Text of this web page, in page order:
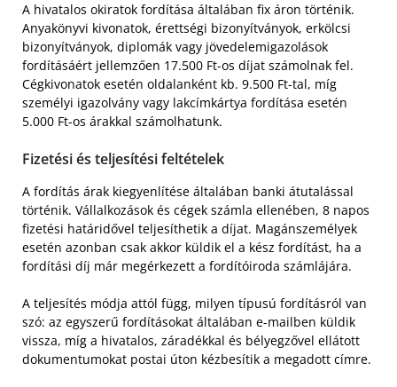
A hivatalos okiratok fordítása általában fix áron történik.
Anyakönyvi kivonatok, érettségi bizonyítványok, erkölcsi
bizonyítványok, diplomák vagy jövedelemigazolások
fordításáért jellemzően 17.500 Ft-os díjat számolnak fel.
Cégkivonatok esetén oldalanként kb. 9.500 Ft-tal, míg
személyi igazolvány vagy lakcímkártya fordítása esetén
5.000 Ft-os árakkal számolhatunk.
Fizetési és teljesítési feltételek
A fordítás árak kiegyenlítése általában banki átutalással
történik. Vállalkozások és cégek számla ellenében, 8 napos
fizetési határidővel teljesíthetik a díjat. Magánszemélyek
esetén azonban csak akkor küldik el a kész fordítást, ha a
fordítási díj már megérkezett a fordítóiroda számlájára.
A teljesítés módja attól függ, milyen típusú fordításról van
szó: az egyszerű fordításokat általában e-mailben küldik
vissza, míg a hivatalos, záradékkal és bélyegzővel ellátott
dokumentumokat postai úton kézbesítik a megadott címre.